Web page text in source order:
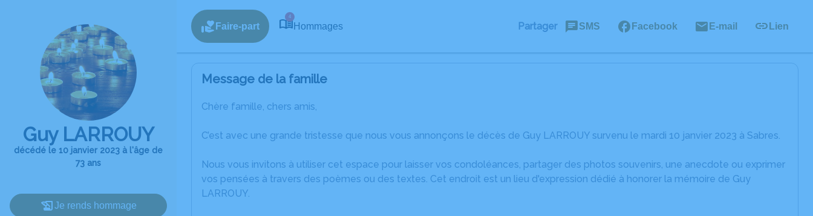
Guy LARROUY
décédé le 10 janvier 2023 à l'âge de
73 ans
Je rends hommage
Faire-part
4
Hommages Partager SMS Facebook E-mail Lien
Message de la famille
Chère famille, chers amis,
C’est avec une grande tristesse que nous vous annonçons le décès de Guy LARROUY survenu le mardi 10 janvier 2023 à Sabres.
Nous vous invitons à utiliser cet espace pour laisser vos condoléances, partager des photos souvenirs, une anecdote ou exprimer
vos pensées à travers des poèmes ou des textes. Cet endroit est un lieu d'expression dédié à honorer la mémoire de Guy
LARROUY.